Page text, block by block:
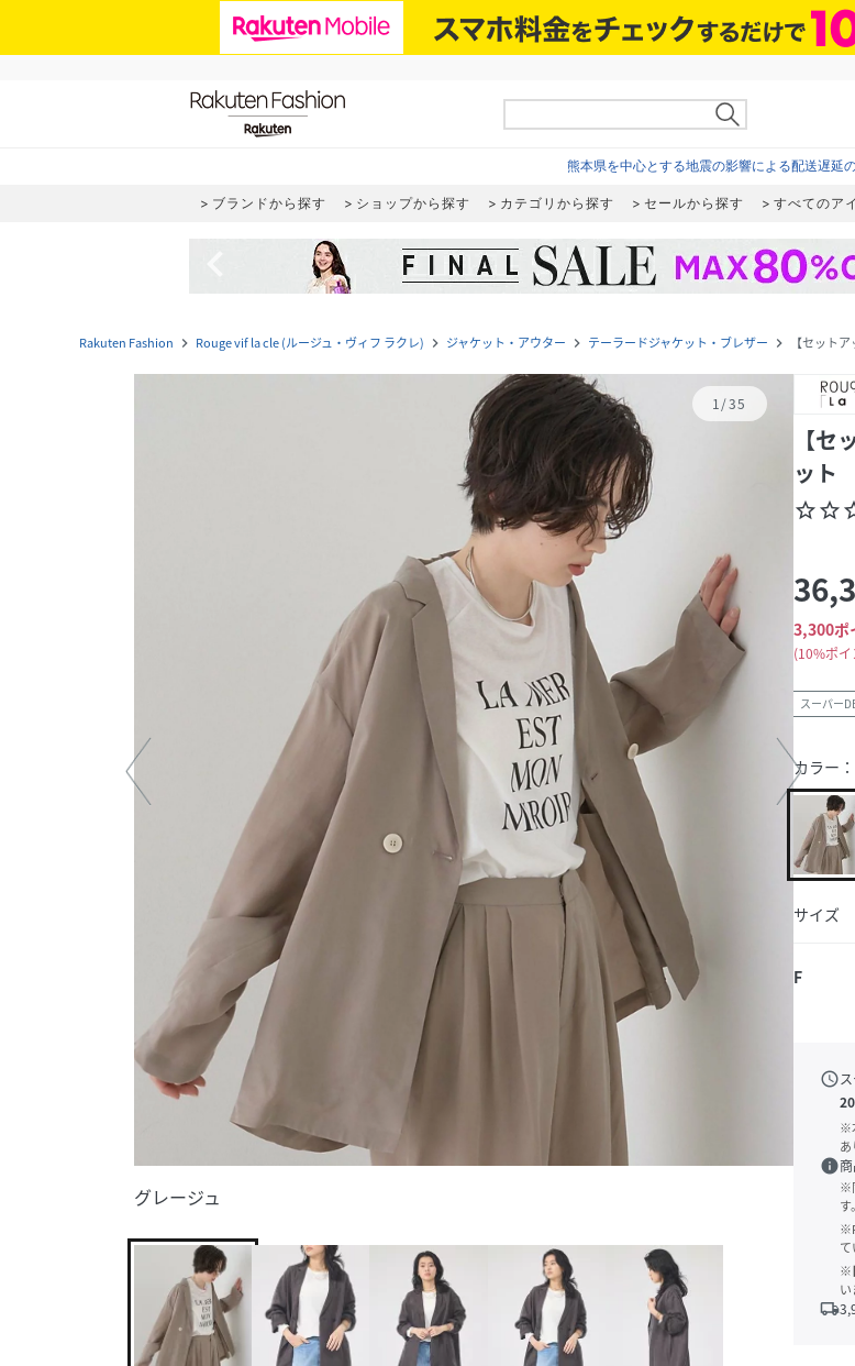
熊本県を中心とする地震の影響による配送遅延
ブランドから探す ショップから探す カテゴリから探す セールから探す すべてのア
Rakuten Fashion navigate_next Rouge vif la cle (ルージュ・ヴィフ ラクレ) navigate_next ジャケット・アウター navigate_next テーラードジャケット・ブレザー navigate_next 【セット
1/35
グレージュ
【
ット
star_borderstar_border
3,300ポ
10%ポ
スーパー
カラー：
サイズ
F
schedule
※
あ
info
※
す。
※
local_shipping